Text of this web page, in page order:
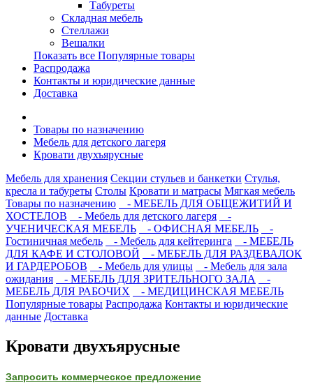
Табуреты
Складная мебель
Стеллажи
Вешалки
Показать все Популярные товары
Распродажа
Контакты и юридические данные
Доставка
Товары по назначению
Мебель для детского лагеря
Кровати двухъярусные
Мебель для хранения Секции стульев и банкетки Стулья,
кресла и табуреты Столы Кровати и матрасы Мягкая мебель
Товары по назначению
- МЕБЕЛЬ ДЛЯ ОБЩЕЖИТИЙ И
ХОСТЕЛОВ
- Мебель для детского лагеря
-
УЧЕНИЧЕСКАЯ МЕБЕЛЬ
- ОФИСНАЯ МЕБЕЛЬ
-
Гостиничная мебель
- Мебель для кейтеринга
- МЕБЕЛЬ
ДЛЯ КАФЕ И СТОЛОВОЙ
- МЕБЕЛЬ ДЛЯ РАЗДЕВАЛОК
И ГАРДЕРОБОВ
- Мебель для улицы
- Мебель для зала
ожидания
- МЕБЕЛЬ ДЛЯ ЗРИТЕЛЬНОГО ЗАЛА
-
МЕБЕЛЬ ДЛЯ РАБОЧИХ
- МЕДИЦИНСКАЯ МЕБЕЛЬ
Популярные товары Распродажа Контакты и юридические
данные Доставка
Кровати двухъярусные
Запросить коммерческое предложение